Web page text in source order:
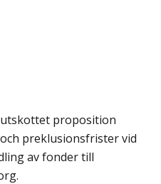
proposition
preklusionsfrister vid
av fonder till